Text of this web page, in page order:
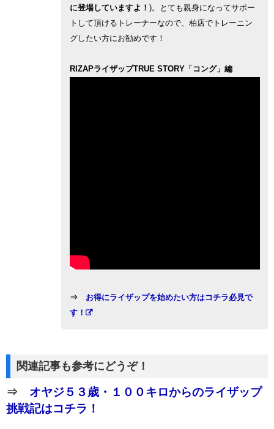
に登場していますよ！ )。とても親身になってサポー
トして頂けるトレーナーなので、柏店でトレーニン
グしたい方にお勧めです！
RIZAPライザップTRUE STORY「コング」編
⇒
お得にライザップを始めたい方はコチラ必見で
す！
関連記事も参考にどうぞ！
⇒ オヤジ５３歳・１００キロからのライザップ
挑戦記はコチラ！